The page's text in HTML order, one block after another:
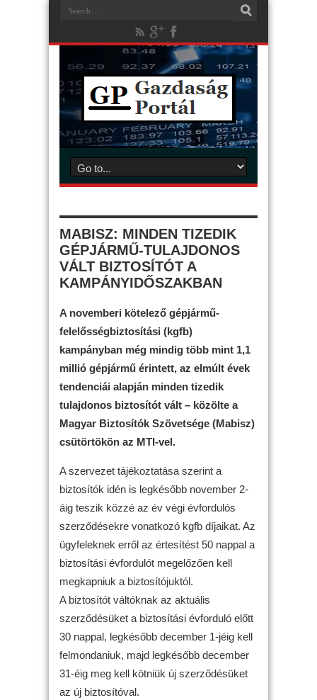
MABISZ: MINDEN TIZEDIK
GÉPJÁRMŰ-TULAJDONOS
VÁLT BIZTOSÍTÓT A
KAMPÁNYIDŐSZAKBAN
A novemberi kötelező gépjármű-
felelősségbiztosítási (kgfb)
kampányban még mindig több mint 1,1
millió gépjármű érintett, az elmúlt évek
tendenciái alapján minden tizedik
tulajdonos biztosítót vált – közölte a
Magyar Biztosítók Szövetsége (Mabisz)
csütörtökön az MTI-vel.
A szervezet tájékoztatása szerint a
biztosítók idén is legkésőbb november 2-
áig teszik közzé az év végi évfordulós
szerződésekre vonatkozó kgfb díjaikat. Az
ügyfeleknek erről az értesítést 50 nappal a
biztosítási évfordulót megelőzően kell
megkapniuk a biztosítójuktól.
A biztosítót váltóknak az aktuális
szerződésüket a biztosítási évforduló előtt
30 nappal, legkésőbb december 1-jéig kell
felmondaniuk, majd legkésőbb december
31-éig meg kell kötniük új szerződésüket
az új biztosítóval.